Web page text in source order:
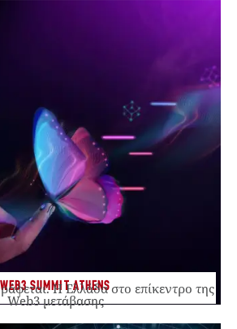
WEB3 SUMMIT ATHENS
Η Ελλάδα στο επίκεντρο της
Web3 μετάβασης